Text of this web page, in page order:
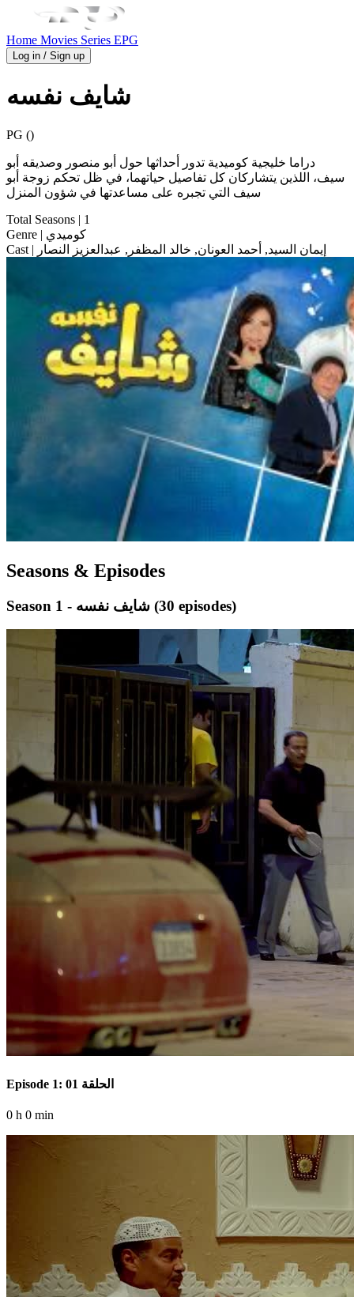
Home Movies Series EPG
Log in / Sign up
شايف نفسه
PG ()
دراما خليجية كوميدية تدور أحداثها حول أبو منصور وصديقه أبو
سيف، اللذين يتشاركان كل تفاصيل حياتهما، في ظل تحكم زوجة أبو
سيف التي تجبره على مساعدتها في شؤون المنزل
Total Seasons | 1
Genre
| كوميدي
Cast
| إيمان السيد, أحمد العونان, خالد المظفر, عبدالعزيز النصار
Seasons & Episodes
(30 episodes)
Episode 1: الحلقة 01
0 h 0 min